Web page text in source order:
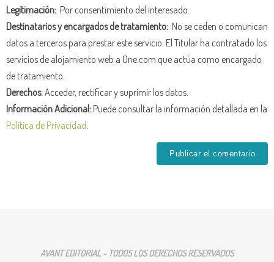
Legitimación: Por consentimiento del interesado.
Destinatarios y encargados de tratamiento: No se ceden o comunican
datos a terceros para prestar este servicio. El Titular ha contratado los
servicios de alojamiento web a One.com que actúa como encargado
de tratamiento.
Derechos:Acceder, rectificar y suprimir los datos.
Información Adicional:Puede consultar la información detallada en la
Política de Privacidad
AVANT EDITORIAL - TODOS LOS DERECHOS RESERVADOS